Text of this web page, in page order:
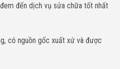
đến dịch vụ sửa chữa tốt nhất
có nguồn gốc xuất xứ và được